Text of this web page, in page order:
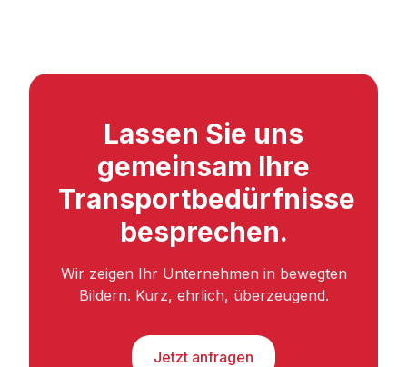
Lassen Sie uns
gemeinsam Ihre
Transportbedürfnisse
besprechen.
Wir zeigen Ihr Unternehmen in bewegten
Bildern. Kurz, ehrlich, überzeugend.
Jetzt anfragen